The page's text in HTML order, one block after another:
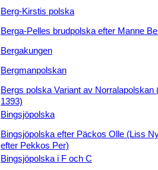
Berg-Kirstis polska
Berga-Pelles brudpolska efter Manne
Bergakungen
Bergmanpolskan
Bergs polska Variant av Norralapolskan
1393)
Bingsjöpolska
Bingsjöpolska efter Päckos Olle (Liss
efter Pekkos Per)
Bingsjöpolska i F och C